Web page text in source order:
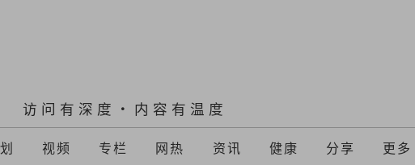
访问有深度·内容有温度
视频 专栏 网热 资讯 健康 分享 更多